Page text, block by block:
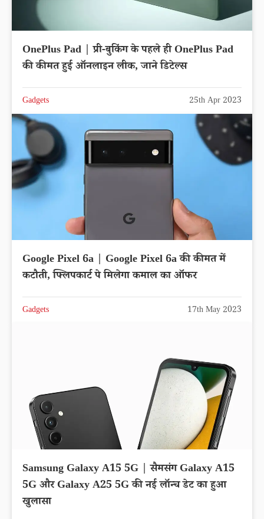
OnePlus Pad | प्री-बुकिंग के पहले ही OnePlus Pad
की कीमत हुई ऑनलाइन लीक, जाने डिटेल्स
Gadgets 25th Apr 2023
Google Pixel 6a | Google Pixel 6a की कीमत में
कटौती, फ्लिपकार्ट पे मिलेगा कमाल का ऑफर
Gadgets 17th May 2023
Samsung Galaxy A15 5G | सैमसंग Galaxy A15
5G और Galaxy A25 5G की नई लॉन्च डेट का हुआ
खुलासा